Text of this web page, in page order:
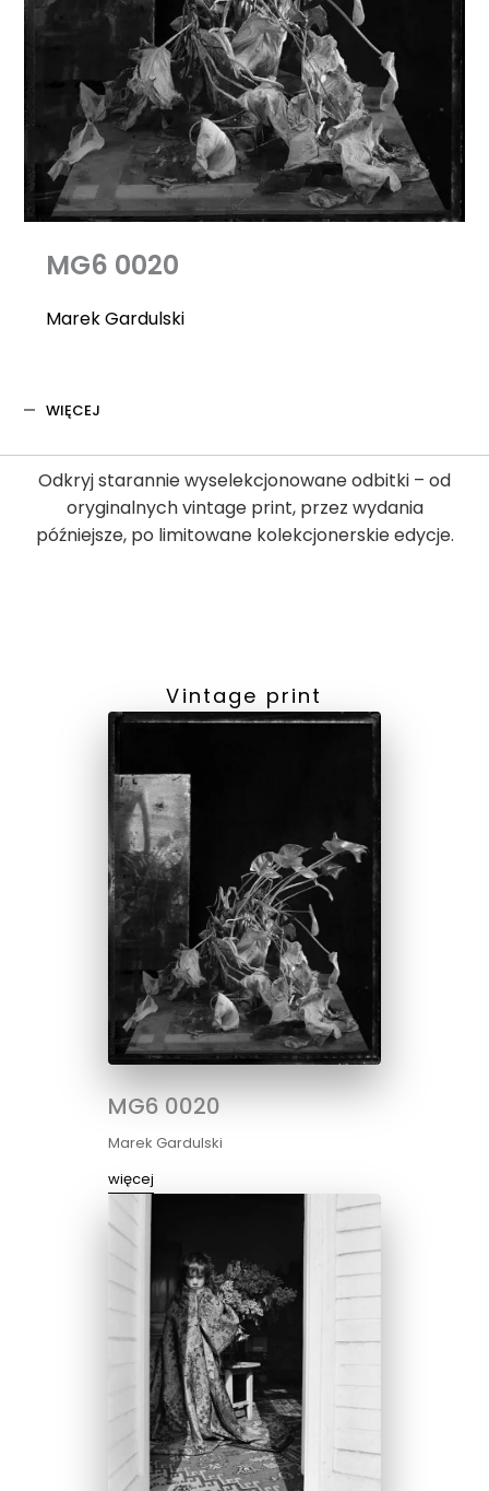
MG6 0020
Marek Gardulski
WIĘCEJ
Odkryj starannie wyselekcjonowane odbitki – od
oryginalnych vintage print, przez wydania
późniejsze, po limitowane kolekcjonerskie edycje.
Vintage print
MG6 0020
Marek Gardulski
więcej